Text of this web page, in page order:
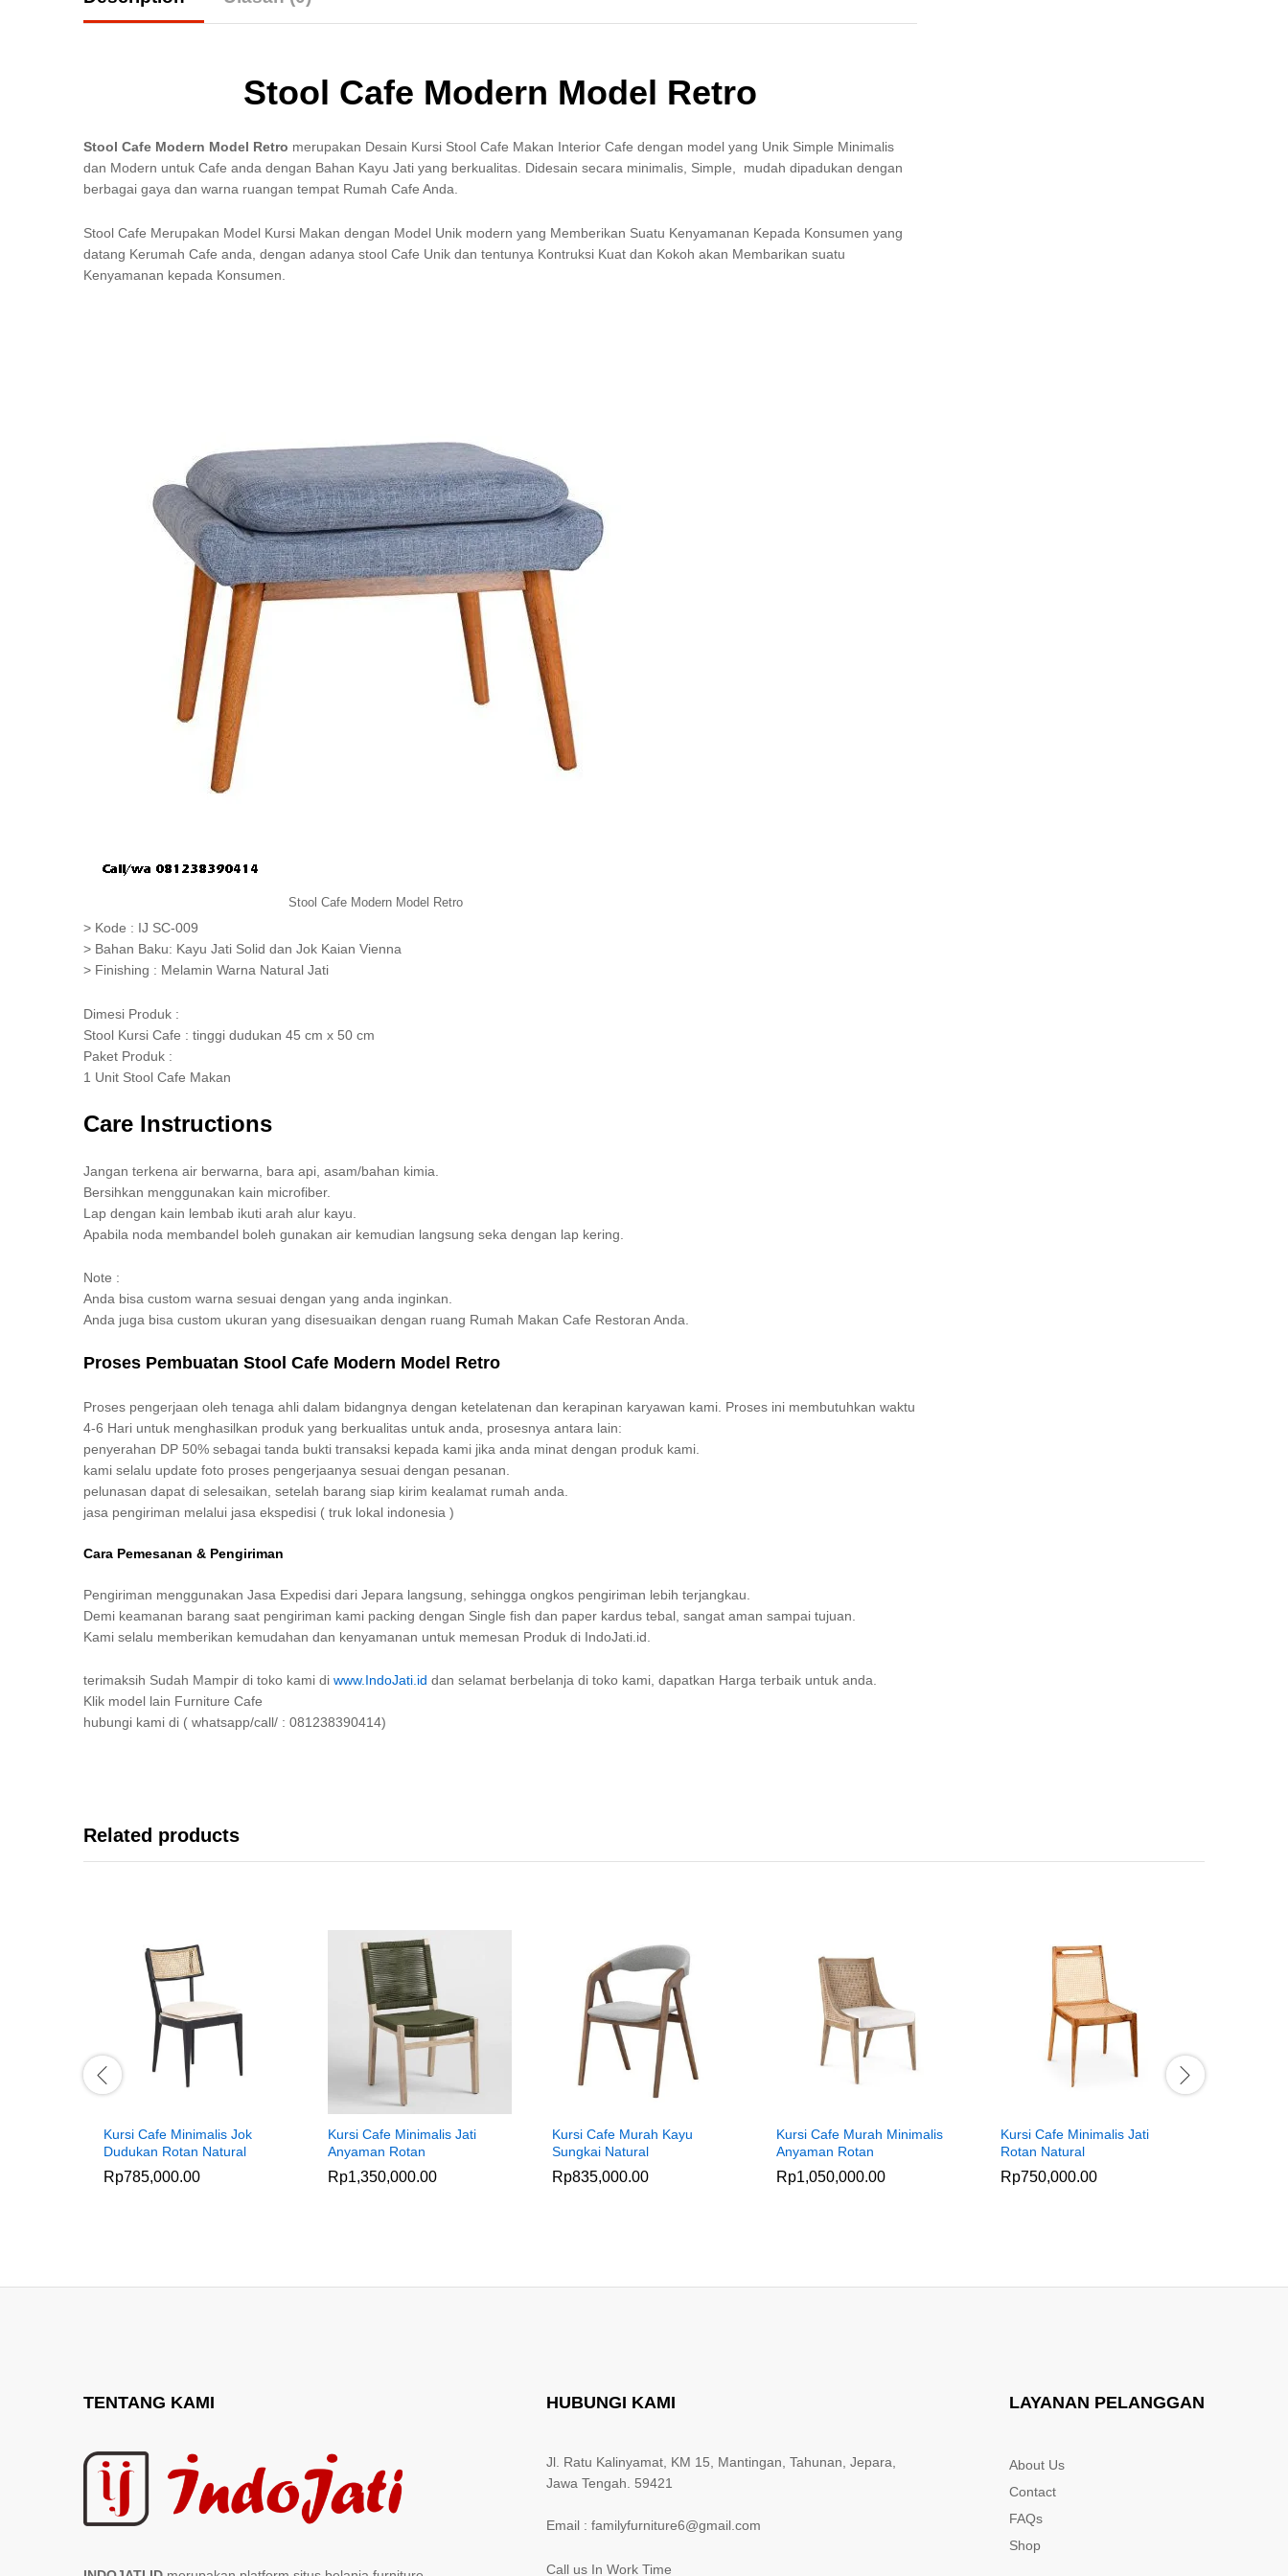
Stool Cafe Modern Model Retro
Stool Cafe Modern Model Retro merupakan Desain Kursi Stool Cafe Makan Interior Cafe dengan model yang Unik Simple Minimalis
dan Modern untuk Cafe anda dengan Bahan Kayu Jati yang berkualitas. Didesain secara minimalis, Simple, mudah dipadukan dengan
berbagai gaya dan warna ruangan tempat Rumah Cafe Anda.
Stool Cafe Merupakan Model Kursi Makan dengan Model Unik modern yang Memberikan Suatu Kenyamanan Kepada Konsumen yang
datang Kerumah Cafe anda, dengan adanya stool Cafe Unik dan tentunya Kontruksi Kuat dan Kokoh akan Membarikan suatu
Kenyamanan kepada Konsumen.
Stool Cafe Modern Model Retro
> Kode : IJ SC-009
> Bahan Baku: Kayu Jati Solid dan Jok Kaian Vienna
> Finishing : Melamin Warna Natural Jati
Dimesi Produk :
Stool Kursi Cafe : tinggi dudukan 45 cm x 50 cm
Paket Produk :
1 Unit Stool Cafe Makan
Care Instructions
Jangan terkena air berwarna, bara api, asam/bahan kimia.
Bersihkan menggunakan kain microfiber.
Lap dengan kain lembab ikuti arah alur kayu.
Apabila noda membandel boleh gunakan air kemudian langsung seka dengan lap kering.
Note :
Anda bisa custom warna sesuai dengan yang anda inginkan.
Anda juga bisa custom ukuran yang disesuaikan dengan ruang Rumah Makan Cafe Restoran Anda.
Proses Pembuatan Stool Cafe Modern Model Retro
Proses pengerjaan oleh tenaga ahli dalam bidangnya dengan ketelatenan dan kerapinan karyawan kami. Proses ini membutuhkan waktu
4-6 Hari untuk menghasilkan produk yang berkualitas untuk anda, prosesnya antara lain:
penyerahan DP 50% sebagai tanda bukti transaksi kepada kami jika anda minat dengan produk kami.
kami selalu update foto proses pengerjaanya sesuai dengan pesanan.
pelunasan dapat di selesaikan, setelah barang siap kirim kealamat rumah anda.
jasa pengiriman melalui jasa ekspedisi ( truk lokal indonesia )
Cara Pemesanan & Pengiriman
Pengiriman menggunakan Jasa Expedisi dari Jepara langsung, sehingga ongkos pengiriman lebih terjangkau.
Demi keamanan barang saat pengiriman kami packing dengan Single fish dan paper kardus tebal, sangat aman sampai tujuan.
Kami selalu memberikan kemudahan dan kenyamanan untuk memesan Produk di IndoJati.id.
terimaksih Sudah Mampir di toko kami di www.IndoJati.id dan selamat berbelanja di toko kami, dapatkan Harga terbaik untuk anda.
Klik model lain Furniture Cafe
hubungi kami di ( whatsapp/call/ : 081238390414)
Related products
Kursi Cafe Minimalis Jok
Dudukan Rotan Natural
Rp785,000.00
Kursi Cafe Minimalis Jati
Anyaman Rotan
Rp1,350,000.00
Kursi Cafe Murah Kayu
Sungkai Natural
Rp835,000.00
Kursi Cafe Murah Minimalis
Anyaman Rotan
Rp1,050,000.00
Kursi Cafe Minimalis Jati
Rotan Natural
Rp750,000.00
TENTANG KAMI HUBUNGI KAMI
Jl. Ratu Kalinyamat, KM 15, Mantingan, Tahunan, Jepara,
Jawa Tengah. 59421
Email : familyfurniture6@gmail.com
Call us In Work Time
LAYANAN PELANGGAN
About Us
Contact
FAQs
Shop